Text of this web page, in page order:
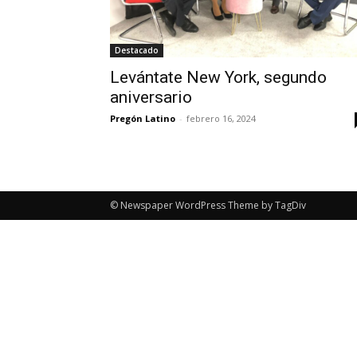
Destacado
Levántate New York, segundo
aniversario
Pregón Latino - febrero 16, 2024
© Newspaper WordPress Theme by TagDiv